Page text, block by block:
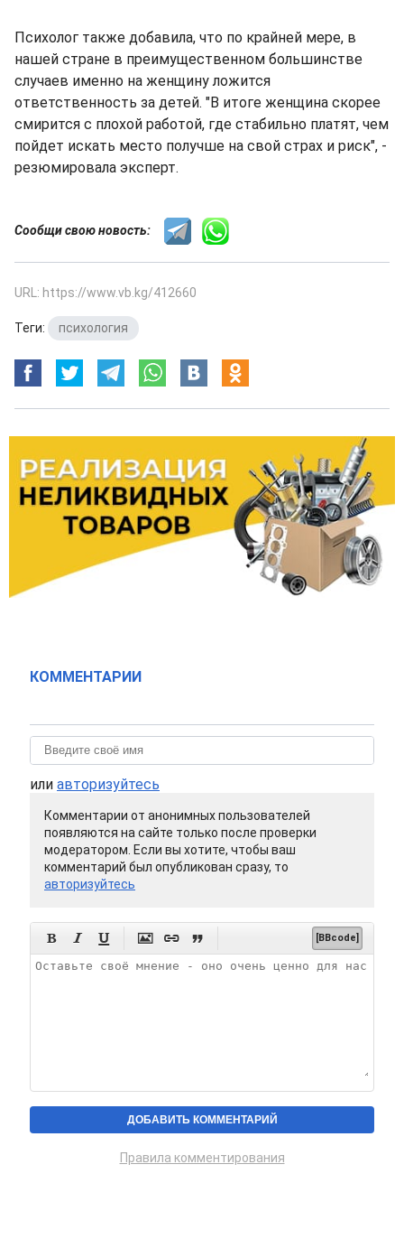
Психолог также добавила, что по крайней мере, в
нашей стране в преимущественном большинстве
случаев именно на женщину ложится
ответственность за детей. "В итоге женщина скорее
смирится с плохой работой, где стабильно платят, чем
пойдет искать место получше на свой страх и риск", -
резюмировала эксперт.
Сообщи свою новость:
URL: https://www.vb.kg/412660
Теги: психология
КОММЕНТАРИИ
или авторизуйтесь
Комментарии от анонимных пользователей
появляются на сайте только после проверки
модератором. Если вы хотите, чтобы ваш
комментарий был опубликован сразу, то
авторизуйтесь
      [BBcode]
Правила комментирования